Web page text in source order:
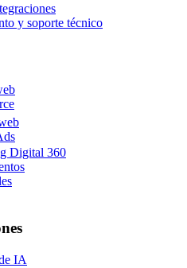
y soporte técnico
Digital 360
IA